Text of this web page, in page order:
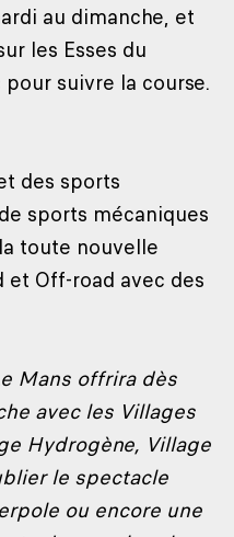
au dimanche, et
les Esses du
suivre la course.
des sports
sports mécaniques
toute nouvelle
et Off-road avec des
Mans offrira dès
avec les Villages
Hydrogène, Village
le spectacle
ou encore une